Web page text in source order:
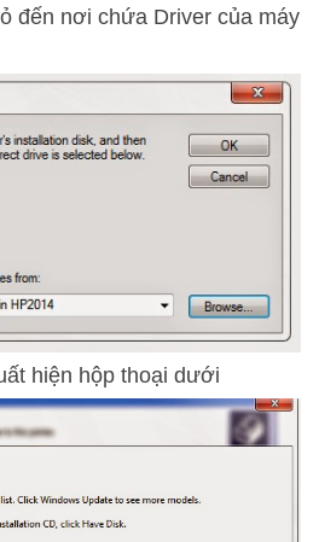
đến nơi chứa Driver của máy
hiện hộp thoại dưới